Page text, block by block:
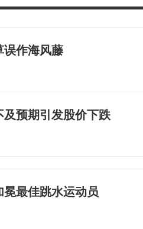
作海风藤
预期引发股价下跌
最佳跳水运动员